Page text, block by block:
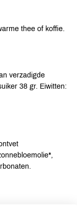
thee of koffie.
verzadigde
38 gr. Eiwitten: